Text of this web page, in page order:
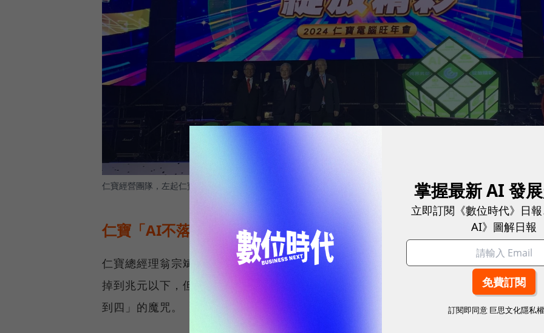
仁寶經營團隊，左起仁寶副董陳瑞聰、仁寶董事長許勝雄、仁寶總經理翁宗斌。 圖／ 陳映璇攝影
仁寶「AI不落人後」，布局AI PC、伺服器
仁寶總經理翁宗斌表示，去年疫情期間紅利消失，對IT公司非常挑戰，雖然去年營業額
掉到兆元以下，但公司把獲利當重點，去年前三季毛利率達到4.4%，擺脫電子業「毛三
到四」的魔咒。
掌握最新 AI 發
立即訂閱《數位時代》日
AI》圖解日報
訂閱即同意 巨思文化隱私